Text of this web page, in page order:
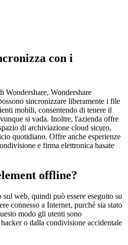
con i
Wondershare, Wondershare
sincronizzare liberamente i file
mobili, consentendo di tenere il
si vada. Inoltre, l'azienda offre
di archiviazione cloud sicuro,
quotidiano. Offre anche esperienze
e firma elettronica basate
offline?
web, quindi può essere eseguito su
connesso a Internet, purché sia stato
modo gli utenti sono
o dalla condivisione accidentale